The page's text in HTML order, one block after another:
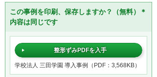
この事例を印刷、保存しますか？（無料）＊
内容は同じです
整形ずみPDFを入手
学校法人 三田学園 導入事例（PDF：3,568KB）